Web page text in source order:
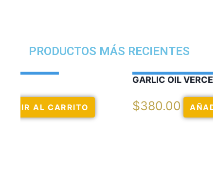
PRODUCTOS MÁS RECIENTES
GARLIC OIL VERCELAGA
$380.00 AÑADIR AL CARRITO